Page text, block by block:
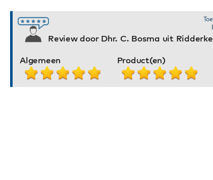
Review door Dhr. C. Bosma uit
Algemeen Product(en)